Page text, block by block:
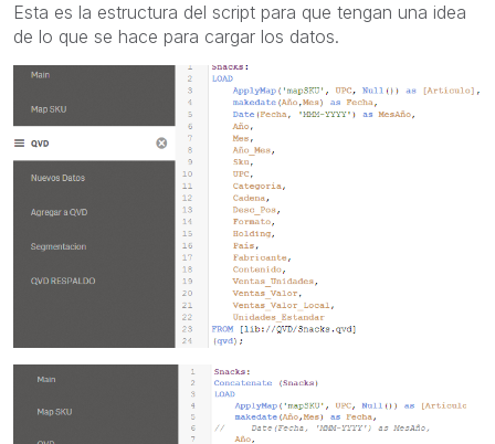
Esta es la estructura del script para que tengan una idea
de lo que se hace para cargar los datos.